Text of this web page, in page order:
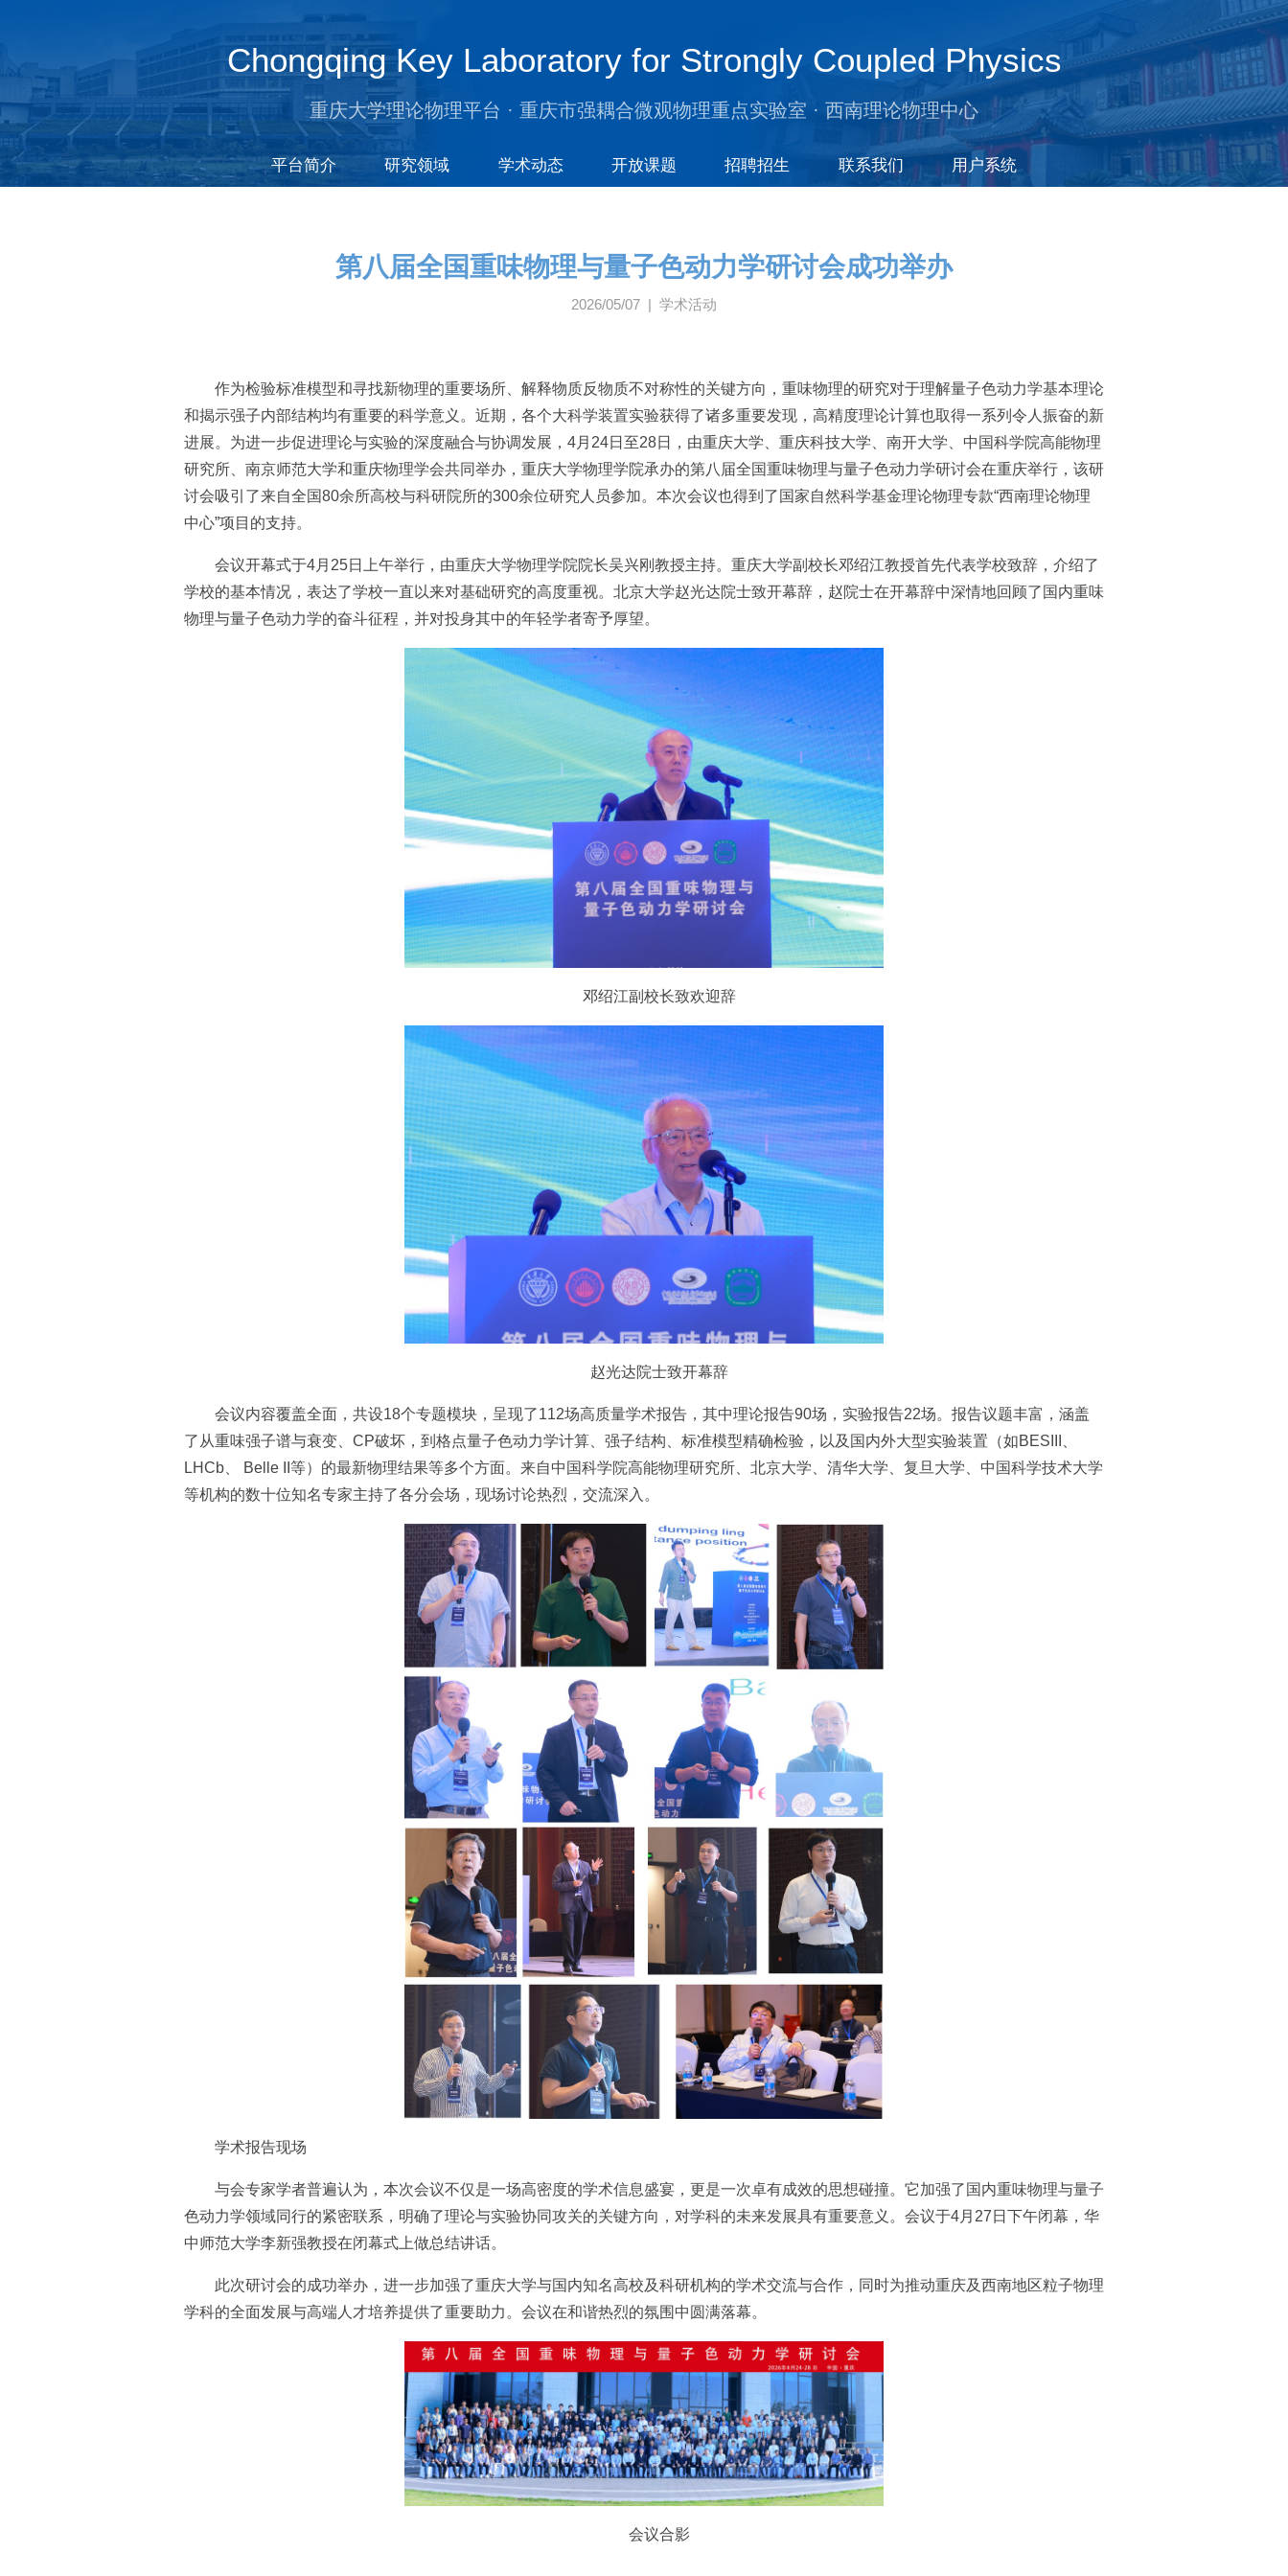
Chongqing Key Laboratory for Strongly Coupled Physics
重庆大学理论物理平台 · 重庆市强耦合微观物理重点实验室 · 西南理论物理中心
平台简介 研究领域 学术动态 开放课题 招聘招生 联系我们 用户系统
第八届全国重味物理与量子色动力学研讨会成功举办
2026/05/07 | 学术活动
作为检验标准模型和寻找新物理的重要场所、解释物质反物质不对称性的关键方向，重味物理的研究对于理解量子色动力学基本理论
和揭示强子内部结构均有重要的科学意义。近期，各个大科学装置实验获得了诸多重要发现，高精度理论计算也取得一系列令人振奋的新
进展。为进一步促进理论与实验的深度融合与协调发展，4月24日至28日，由重庆大学、重庆科技大学、南开大学、中国科学院高能物理
研究所、南京师范大学和重庆物理学会共同举办，重庆大学物理学院承办的第八届全国重味物理与量子色动力学研讨会在重庆举行，该研
讨会吸引了来自全国80余所高校与科研院所的300余位研究人员参加。本次会议也得到了国家自然科学基金理论物理专款“西南理论物理
中心”项目的支持。
会议开幕式于4月25日上午举行，由重庆大学物理学院院长吴兴刚教授主持。重庆大学副校长邓绍江教授首先代表学校致辞，介绍了
学校的基本情况，表达了学校一直以来对基础研究的高度重视。北京大学赵光达院士致开幕辞，赵院士在开幕辞中深情地回顾了国内重味
物理与量子色动力学的奋斗征程，并对投身其中的年轻学者寄予厚望。
邓绍江副校长致欢迎辞
赵光达院士致开幕辞
会议内容覆盖全面，共设18个专题模块，呈现了112场高质量学术报告，其中理论报告90场，实验报告22场。报告议题丰富，涵盖
了从‌重味强子谱与衰变、CP破坏‌，到‌格点量子色动力学计算、强子结构‌、标准模型精确检验，以及‌国内外大型实验装置（如BESIII、
LHCb、 Belle II等）的最新物理结果‌等多个方面。来自中国科学院高能物理研究所、北京大学、清华大学、复旦大学、中国科学技术大学
等机构的数十位知名专家主持了各分会场，现场讨论热烈，交流深入。
学术报告现场
与会专家学者普遍认为，本次会议不仅是一场高密度的学术信息盛宴，更是一次卓有成效的思想碰撞。它‌加强了国内重味物理与量子
色动力学领域同行的紧密联系‌，‌明确了理论与实验协同攻关的关键方向‌，对学科的未来发展具有重要意义。会议于4月27日下午闭幕，华
中师范大学李新强教授在闭幕式上做总结讲话。
此次研讨会的成功举办，进一步加强了重庆大学与国内知名高校及科研机构的学术交流与合作，同时为推动重庆及西南地区粒子物理
学科的全面发展与高端人才培养提供了重要助力。会议在和谐热烈的氛围中圆满落幕。
会议合影